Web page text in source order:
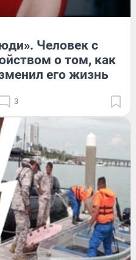
Человек с
о том, как
его жизнь
3